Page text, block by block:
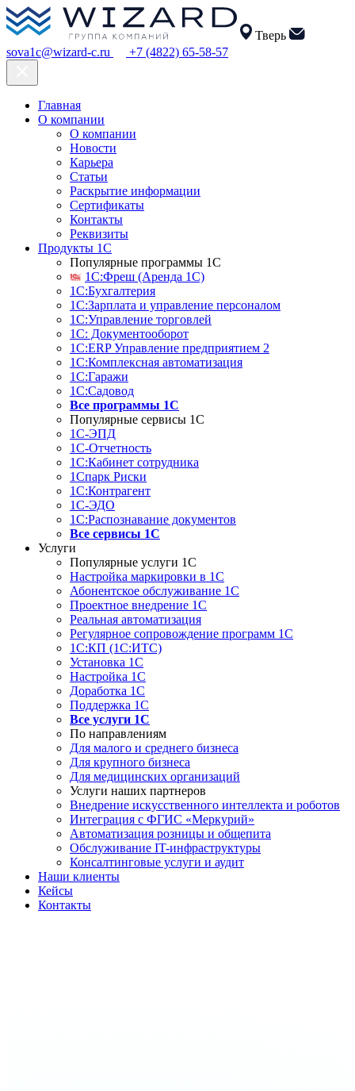
Тверь
sova1c@wizard-c.ru
+7 (4822) 65-58-57
Главная
О компании
О компании
Новости
Карьера
Статьи
Раскрытие информации
Сертификаты
Контакты
Реквизиты
Продукты 1С
Популярные программы 1С
1С:Фреш (Аренда 1С)
1С:Бухгалтерия
1С:Зарплата и управление персоналом
1С:Управление торговлей
1С: Документооборот
1С:ERP Управление предприятием 2
1С:Комплексная автоматизация
1С:Гаражи
1С:Садовод
Все программы 1С
Популярные сервисы 1С
1С-ЭПД
1С-Отчетность
1С:Кабинет сотрудника
1Спарк Риски
1С:Контрагент
1С-ЭДО
1С:Распознавание документов
Все сервисы 1С
Услуги
Популярные услуги 1С
Настройка маркировки в 1С
Абонентское обслуживание 1С
Проектное внедрение 1С
Реальная автоматизация
Регулярное сопровождение программ 1С
1С:КП (1С:ИТС)
Установка 1С
Настройка 1С
Доработка 1С
Поддержка 1С
Все услуги 1С
По направлениям
Для малого и среднего бизнеса
Для крупного бизнеса
Для медицинских организаций
Услуги наших партнеров
Внедрение искусственного интеллекта и роботов
Интеграция с ФГИС «Меркурий»
Автоматизация розницы и общепита
Обслуживание IT-инфраструктуры
Консалтинговые услуги и аудит
Наши клиенты
Кейсы
Контакты